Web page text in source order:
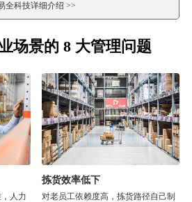
全科技详细介绍 >>
场景的 8 大管理问题
人力
拣货效率低下
对老员工依赖度高，拣货路径自己制